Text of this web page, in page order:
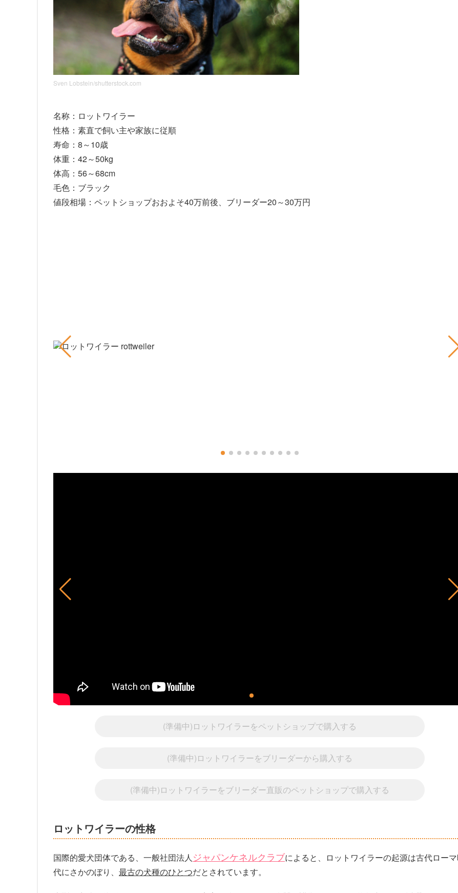
Sven Lobstein/shutterstock.com
名称：ロットワイラー
性格：素直で飼い主や家族に従順
寿命：8～10歳
体重：42～50kg
体高：56～68cm
毛色：ブラック
値段相場：ペットショップおおよそ40万前後、ブリーダー20～30万円
(準備中)ロットワイラーをペットショップで購入する
(準備中)ロットワイラーをブリーダーから購入する
(準備中)ロットワイラーをブリーダー直販のペットショップで購入する
ロットワイラーの性格
国際的愛犬団体である、一般社団法人ジャパンケネルクラブによると、ロットワイラーの起源は古代ロー
代にさかのぼり、 最古の犬種のひとつだとされています。